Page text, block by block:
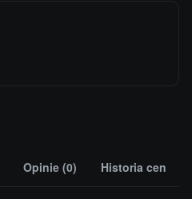
Opinie (0) Historia cen